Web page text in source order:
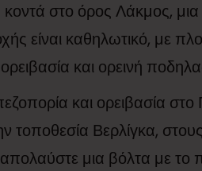
κοντά στο όρος Λάκμος,
είναι καθηλωτικό, με
ορειβασία και ορεινή
και ορειβασία
τοποθεσία Βερλίγκα,
απολαύστε μια βόλτα με